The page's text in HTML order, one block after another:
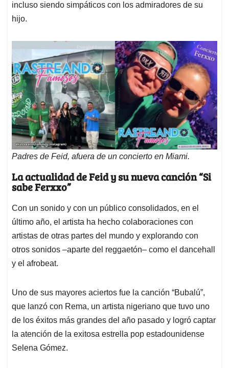
incluso siendo simpáticos con los admiradores de su
hijo.
Padres de Feid, afuera de un concierto en Miami.
La actualidad de Feid y su nueva canción “Si
sabe Ferxxo”
Con un sonido y con un público consolidados, en el
último año, el artista ha hecho colaboraciones con
artistas de otras partes del mundo y explorando con
otros sonidos –aparte del reggaetón– como el dancehall
y el afrobeat.
Uno de sus mayores aciertos fue la canción “Bubalú”,
que lanzó con Rema, un artista nigeriano que tuvo uno
de los éxitos más grandes del año pasado y logró captar
la atención de la exitosa estrella pop estadounidense
Selena Gómez.